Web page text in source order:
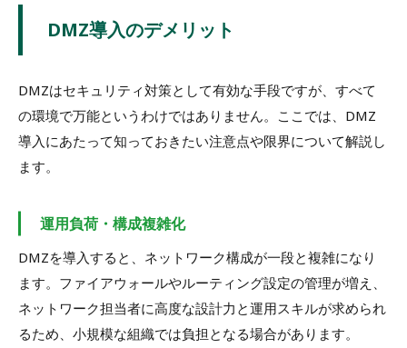
DMZ導入のデメリット
DMZはセキュリティ対策として有効な手段ですが、すべて
の環境で万能というわけではありません。ここでは、DMZ
導入にあたって知っておきたい注意点や限界について解説し
ます。
運用負荷・構成複雑化
DMZを導入すると、ネットワーク構成が一段と複雑になり
ます。ファイアウォールやルーティング設定の管理が増え、
ネットワーク担当者に高度な設計力と運用スキルが求められ
るため、小規模な組織では負担となる場合があります。